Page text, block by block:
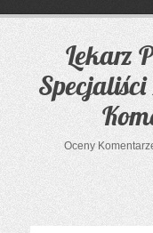
Lekarz
Specjaliści
Oceny